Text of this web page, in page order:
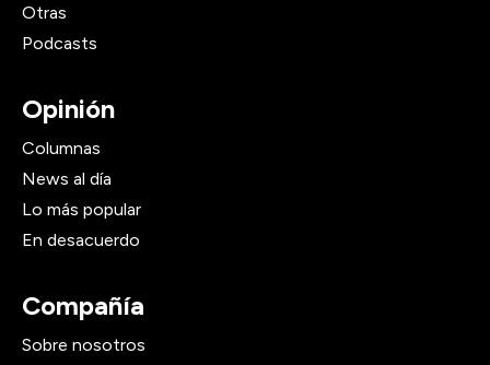
Otras
Podcasts
Opinión
Columnas
News al día
Lo más popular
En desacuerdo
Compañía
Sobre nosotros